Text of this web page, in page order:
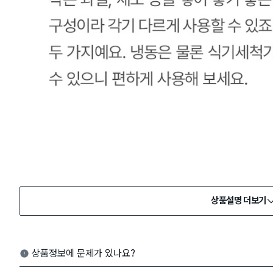
상품설명 더보기
상품정보에 문제가 있나요?